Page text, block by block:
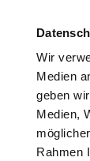
Wir
Medien
geben
Medien,
Rahmen